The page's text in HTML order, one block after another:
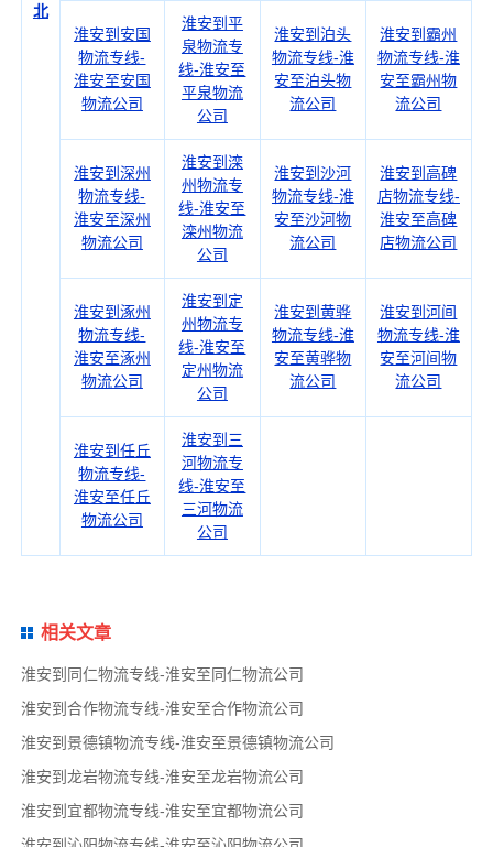
北
淮安到安国
物流专线-
淮安至安国
物流公司
淮安到平
泉物流专
线-淮安至
平泉物流
公司
淮安到泊头
物流专线-淮
安至泊头物
流公司
淮安到霸州
物流专线-淮
安至霸州物
流公司
淮安到深州
物流专线-
淮安至深州
物流公司
淮安到滦
州物流专
线-淮安至
滦州物流
公司
淮安到沙河
物流专线-淮
安至沙河物
流公司
淮安到高碑
店物流专线-
淮安至高碑
店物流公司
淮安到涿州
物流专线-
淮安至涿州
物流公司
淮安到定
州物流专
线-淮安至
定州物流
公司
淮安到黄骅
物流专线-淮
安至黄骅物
流公司
淮安到河间
物流专线-淮
安至河间物
流公司
淮安到任丘
物流专线-
淮安至任丘
物流公司
淮安到三
河物流专
线-淮安至
三河物流
公司
相关文章
淮安到同仁物流专线-淮安至同仁物流公司
淮安到合作物流专线-淮安至合作物流公司
淮安到景德镇物流专线-淮安至景德镇物流公司
淮安到龙岩物流专线-淮安至龙岩物流公司
淮安到宜都物流专线-淮安至宜都物流公司